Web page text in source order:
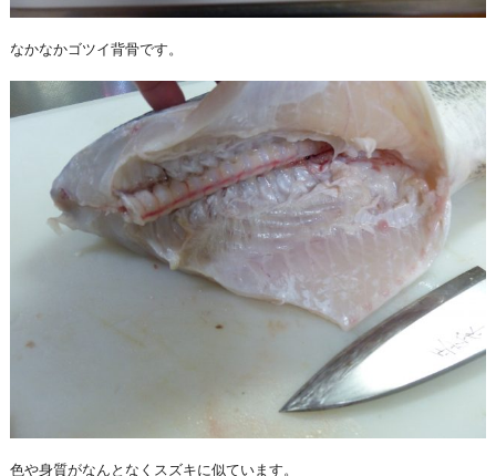
なかなかゴツイ背骨です。
色や身質がなんとなくスズキに似ています。